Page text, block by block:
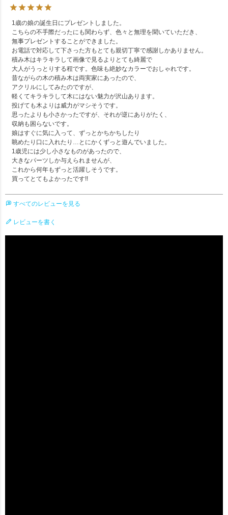
1歳の娘の誕生日にプレゼントしました。
こちらの不手際だったにも関わらず、色々と無理を聞いていただき、
無事プレゼントすることができました。
お電話で対応して下さった方もとても親切丁寧で感謝しかありません。
積み木はキラキラして画像で見るよりとても綺麗で
大人がうっとりする程です。色味も絶妙なカラーでおしゃれです。
昔ながらの木の積み木は両実家にあったので、
アクリルにしてみたのですが、
軽くてキラキラして木にはない魅力が沢山あります。
投げても木よりは威力がマシそうです。
思ったよりも小さかったですが、それが逆にありがたく、
収納も困らないです。
娘はすぐに気に入って、ずっとかちかちしたり
眺めたり口に入れたり…とにかくずっと遊んでいました。
1歳児には少し小さなものがあったので、
大きなパーツしか与えられませんが、
これから何年もずっと活躍しそうです。
買ってとてもよかったです!!
すべてのレビューを見る
レビューを書く